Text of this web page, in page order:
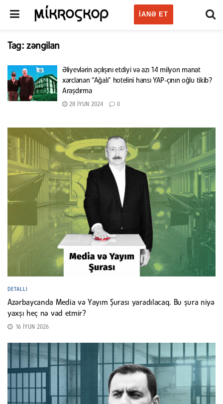
IANƏ ET
Tag: zəngilan
Əliyevlərin açılışını etdiyi və azı 14 milyon manat
xərclənən “Ağalı” hotelini hansı YAP-çının oğlu tikib?
Araşdırma
28 İYUN 2024 0
DETALLI
Azərbaycanda Media və Yayım Şurası yaradılacaq. Bu şura niyə
yaxşı heç nə vəd etmir?
16 İYUN 2026